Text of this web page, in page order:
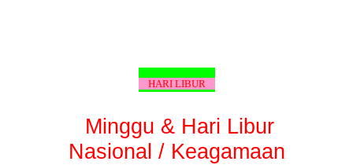
HARI LIBUR
Minggu & Hari Libur
Nasional / Keagamaan